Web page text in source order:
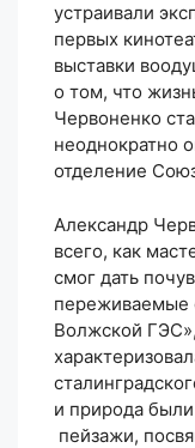
устраивали
первых
выставки
о том, что
Червоненко
неоднократно
отделение
Александр
всего, как
смог дать
переживаемые
Волжской
и природа
пейзажи,